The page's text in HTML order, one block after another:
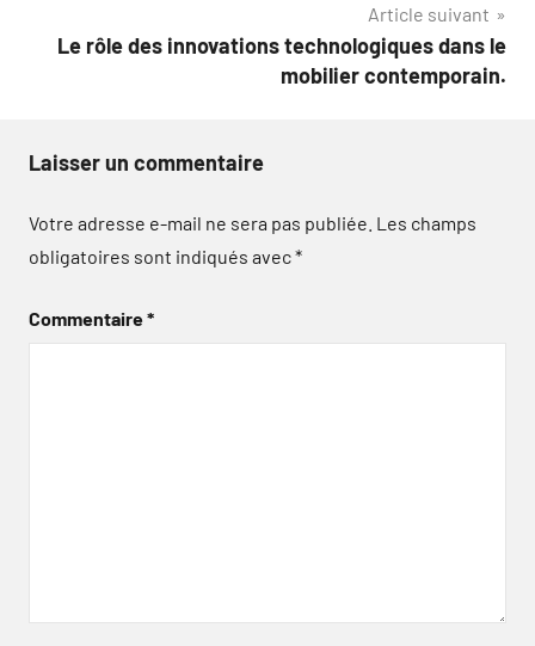
Article suivant
Le rôle des innovations technologiques dans le
mobilier contemporain.
Laisser un commentaire
Votre adresse e-mail ne sera pas publiée. Les champs
obligatoires sont indiqués avec*
Commentaire*